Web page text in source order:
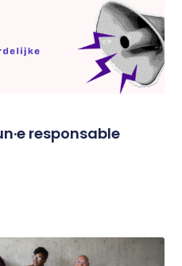
responsable